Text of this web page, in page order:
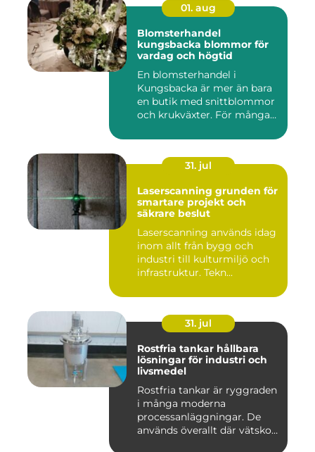
01. aug
Blomsterhandel
kungsbacka blommor för
vardag och högtid
En blomsterhandel i
Kungsbacka är mer än bara
en butik med snittblommor
och krukväxter. För många
31. jul
Laserscanning grunden för
smartare projekt och
säkrare beslut
Laserscanning används idag
inom allt från bygg och
industri till kulturmiljö och
infrastruktur. Tekn...
31. jul
Rostfria tankar hållbara
lösningar för industri och
livsmedel
Rostfria tankar är ryggraden
i många moderna
processanläggningar. De
används överallt där vätskor,